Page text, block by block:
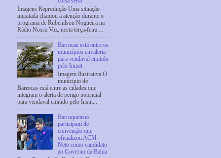
Imagens Reprodução Uma situação
inusitada chamou a atenção durante o
programa de Rubenilson Nogueira na
Rádio Nossa Voz, nesta terça-feira ...
Barrocas está entre os
municípios em alerta
para vendaval emitido
pelo Inmet
Imagem Ilustrativa O
município de
Barrocas está entre as cidades que
integram o alerta de perigo potencial
para vendaval emitido pelo Instit...
Barroquenses
participam de
convenção que
oficializou ACM
Neto como candidato
ao Governo da Bahia